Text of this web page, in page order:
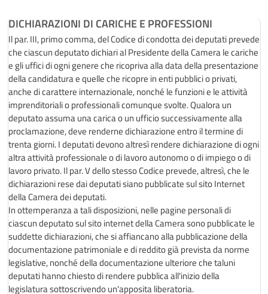
DICHIARAZIONI DI CARICHE E PROFESSIONI
Il par. III, primo comma, del Codice di condotta dei deputati prevede
che ciascun deputato dichiari al Presidente della Camera le cariche
e gli uffici di ogni genere che ricopriva alla data della presentazione
della candidatura e quelle che ricopre in enti pubblici o privati,
anche di carattere internazionale, nonché le funzioni e le attività
imprenditoriali o professionali comunque svolte. Qualora un
deputato assuma una carica o un ufficio successivamente alla
proclamazione, deve renderne dichiarazione entro il termine di
trenta giorni. I deputati devono altresì rendere dichiarazione di ogni
altra attività professionale o di lavoro autonomo o di impiego o di
lavoro privato. Il par. V dello stesso Codice prevede, altresì, che le
dichiarazioni rese dai deputati siano pubblicate sul sito Internet
della Camera dei deputati.
In ottemperanza a tali disposizioni, nelle pagine personali di
ciascun deputato sul sito internet della Camera sono pubblicate le
suddette dichiarazioni, che si affiancano alla pubblicazione della
documentazione patrimoniale e di reddito già prevista da norme
legislative, nonché della documentazione ulteriore che taluni
deputati hanno chiesto di rendere pubblica all'inizio della
legislatura sottoscrivendo un'apposita liberatoria.